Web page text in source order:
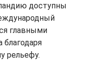
доступны
главными
рельефу.